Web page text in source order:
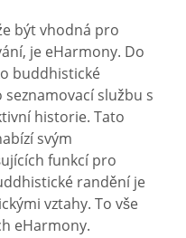
být vhodná pro
je eHarmony. Do
buddhistické
seznamovací službu s
historie. Tato
svým
funkcí pro
randění je
vztahy. To vše
eHarmony.